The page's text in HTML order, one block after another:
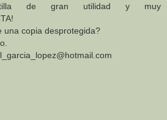
de gran utilidad y muy
una copia desprotegida?